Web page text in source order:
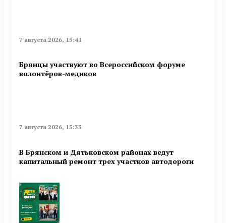
7 августа 2026, 15:41
Брянцы участвуют во Всероссийском форуме
волонтёров-медиков
7 августа 2026, 15:33
В Брянском и Дятьковском районах ведут
капитальный ремонт трех участков автодороги